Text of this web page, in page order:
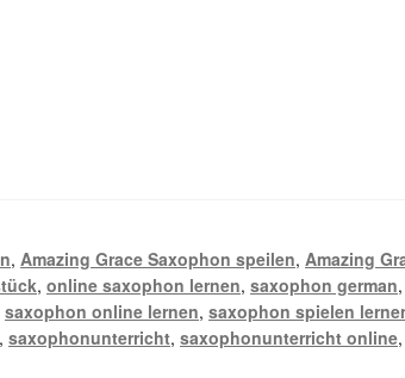
,Amazing Grace Saxophon speilen,Amazing
,online saxophon lernen,saxophon german,
saxophon online lernen,saxophon spielen
,saxophonunterricht,saxophonunterricht online,